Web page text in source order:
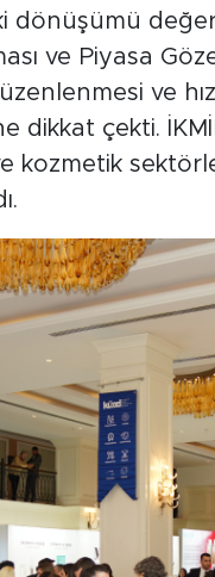
dönüşümü
ve Piyasa
ve
dikkat çekti.
kozmetik